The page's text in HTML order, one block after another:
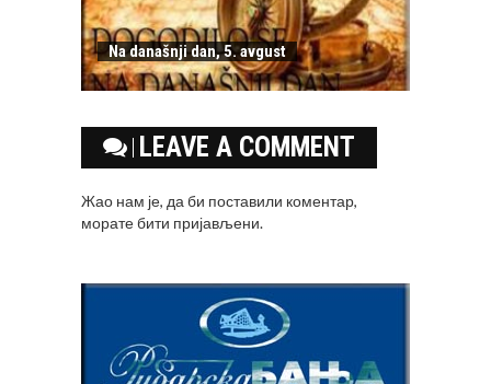
Na današnji dan, 5. avgust
LEAVE A COMMENT
Жао нам је, да би поставили коментар,
моратебити пријављени.